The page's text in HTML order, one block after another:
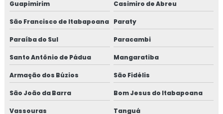
Fábrica de bomba para concreto em sp
Fábrica de fibra de aço para concreto
Fábrica de fibra de aço para concreto em sp
Fábrica de fibra para concreto
Guapimirim Casimiro de Abreu
São Francisco de Itabapoana Paraty
Paraíba do Sul Paracambi
Santo Antônio de Pádua Mangaratiba
Armação dos Búzios São Fidélis
São João da Barra Bom Jesus do Itabapoana
Vassouras Tanguá